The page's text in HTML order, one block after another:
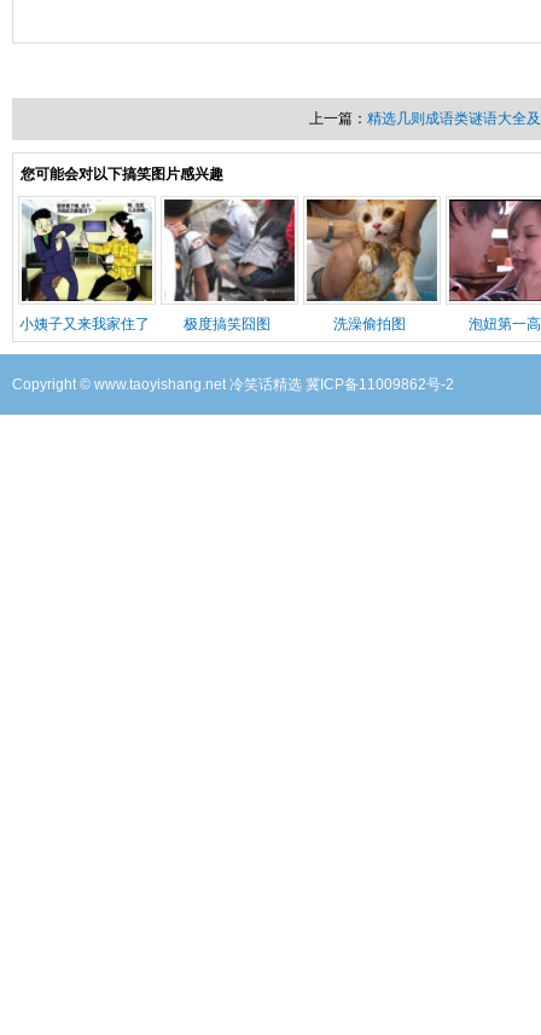
上一篇： 精选几则成语类谜语大全
您可能会对以下搞笑图片感兴趣
小姨子又来我家住了 极度搞笑囧图 洗澡偷拍图 泡妞第一
Copyright © www.taoyishang.net冷笑话精选 冀ICP备11009862号-2